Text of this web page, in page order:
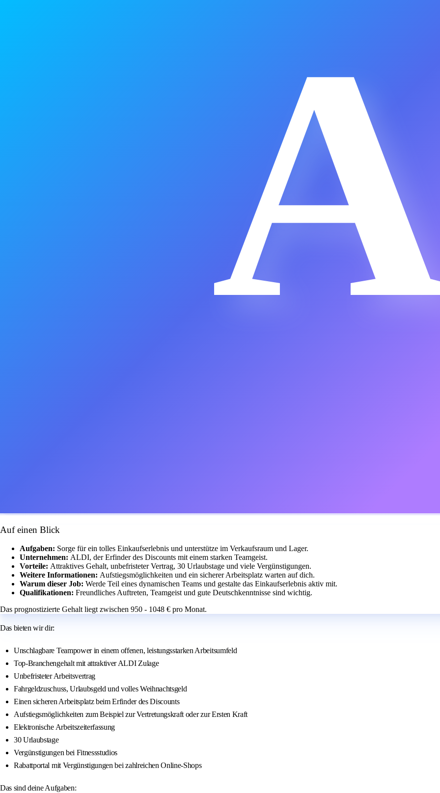
Auf einen Blick
Aufgaben: Sorge für ein tolles Einkaufserlebnis und unterstütze im Verkaufsraum und Lager.
Unternehmen: ALDI, der Erfinder des Discounts mit einem starken Teamgeist.
Vorteile: Attraktives Gehalt, unbefristeter Vertrag, 30 Urlaubstage und viele Vergünstigungen.
Weitere Informationen: Aufstiegsmöglichkeiten und ein sicherer Arbeitsplatz warten auf dich.
Warum dieser Job: Werde Teil eines dynamischen Teams und gestalte das Einkaufserlebnis aktiv mit.
Qualifikationen: Freundliches Auftreten, Teamgeist und gute Deutschkenntnisse sind wichtig.
Das prognostizierte Gehalt liegt zwischen 950 - 1048 € pro Monat.
Das bieten wir dir:
Unschlagbare Teampower in einem offenen, leistungsstarken Arbeitsumfeld
Top-Branchengehalt mit attraktiver ALDI Zulage
Unbefristeter Arbeitsvertrag
Fahrgeldzuschuss, Urlaubsgeld und volles Weihnachtsgeld
Einen sicheren Arbeitsplatz beim Erfinder des Discounts
Aufstiegsmöglichkeiten zum Beispiel zur Vertretungskraft oder zur Ersten Kraft
Elektronische Arbeitszeiterfassung
30 Urlaubstage
Vergünstigungen bei Fitnessstudios
Rabattportal mit Vergünstigungen bei zahlreichen Online-Shops
Das sind deine Aufgaben: